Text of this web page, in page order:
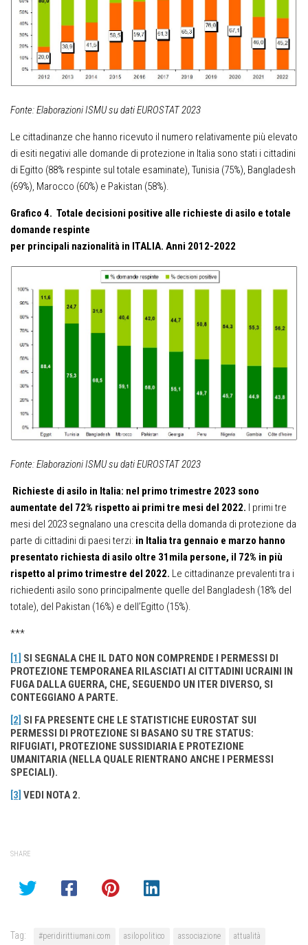
Fonte: Elaborazioni ISMU su dati EUROSTAT 2023
Le cittadinanze che hanno ricevuto il numero relativamente più elevato
di esiti negativi alle domande di protezione in Italia sono stati i cittadini
di Egitto (88% respinte sul totale esaminate), Tunisia (75%), Bangladesh
(69%), Marocco (60%) e Pakistan (58%).
Grafico 4. Totale decisioni positive alle richieste di asilo e totale
domande respinte
per principali nazionalità in ITALIA. Anni 2012-2022
Fonte: Elaborazioni ISMU su dati EUROSTAT 2023
Richieste di asilo in Italia: nel primo trimestre 2023 sono
aumentate del 72% rispetto ai primi tre mesi del 2022. I primi tre
mesi del 2023 segnalano una crescita della domanda di protezione da
parte di cittadini di paesi terzi: in Italia tra gennaio e marzo hanno
presentato richiesta di asilo oltre 31mila persone, il 72% in più
rispetto al primo trimestre del 2022. Le cittadinanze prevalenti tra i
richiedenti asilo sono principalmente quelle del Bangladesh (18% del
totale), del Pakistan (16%) e dell’Egitto (15%).
***
[1] SI SEGNALA CHE IL DATO NON COMPRENDE I PERMESSI DI
PROTEZIONE TEMPORANEA RILASCIATI AI CITTADINI UCRAINI IN
FUGA DALLA GUERRA, CHE, SEGUENDO UN ITER DIVERSO, SI
CONTEGGIANO A PARTE.
[2] SI FA PRESENTE CHE LE STATISTICHE EUROSTAT SUI
PERMESSI DI PROTEZIONE SI BASANO SU TRE STATUS:
RIFUGIATI, PROTEZIONE SUSSIDIARIA E PROTEZIONE
UMANITARIA (NELLA QUALE RIENTRANO ANCHE I PERMESSI
SPECIALI).
[3] VEDI NOTA 2. ­
SHARE
Tag: #peridirittiumani.com asilopolitico associazione
attualità